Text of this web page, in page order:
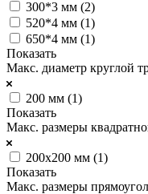
300*3 мм (2)
520*4 мм (1)
650*4 мм (1)
Показать
Макс. диаметр круглой
200 мм (1)
Показать
Макс. размеры
200х200 мм (1)
Показать
Макс. размеры